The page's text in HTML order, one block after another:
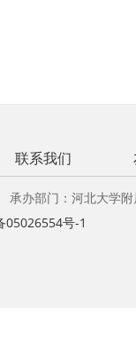
联系我们
办部门：河北大学
05026554号-1